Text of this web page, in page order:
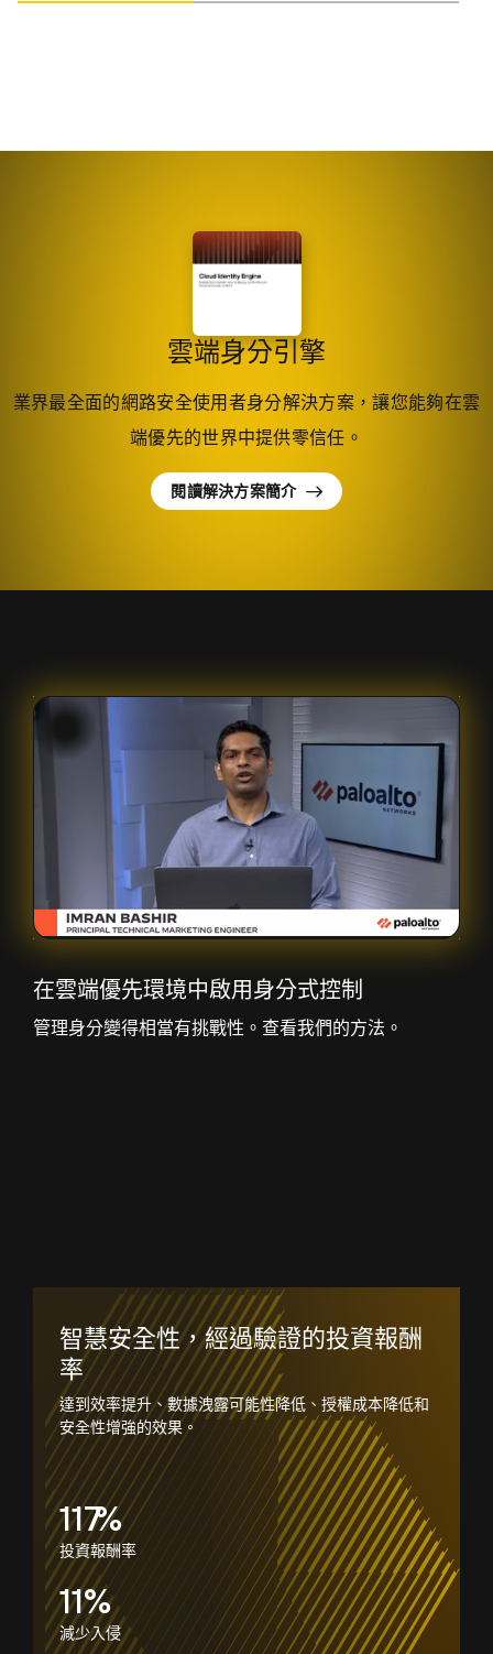
雲端身分引擎
業界最全面的網路安全使用者身分解決方案，讓您能夠在雲
端優先的世界中提供零信任。
閱讀解決方案簡介
在雲端優先環境中啟用身分式控制
管理身分變得相當有挑戰性。查看我們的方法。
Unmute
Loaded
10.01%
智慧安全性，經過驗證的投資報酬
率
達到效率提升、數據洩露可能性降低、授權成本降低和
安全性增強的效果。
174%
投資報酬率
15%
減少入侵